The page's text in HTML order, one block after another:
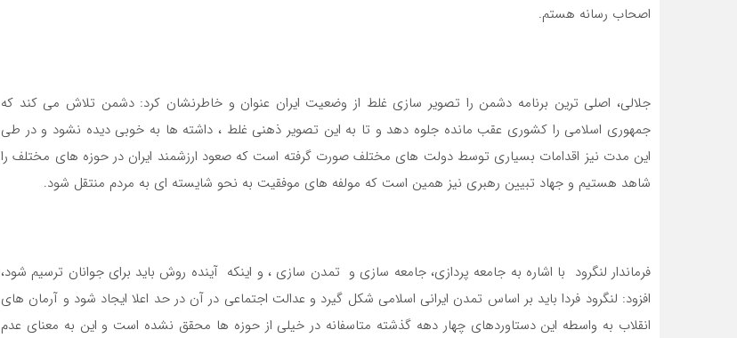
اصحاب رسانه هستم.
جلالی، اصلی ترین برنامه دشمن را تصویر سازی غلط از وضعیت ایران عنوان و خاطرنشان کرد: دشمن تلاش می کند که
جمهوری اسلامی را کشوری عقب مانده جلوه دهد و تا به این تصویر ذهنی غلط ، داشته ها به خوبی دیده نشود و در طی
این مدت نیز اقدامات بسیاری توسط دولت های مختلف صورت گرفته است که صعود ارزشمند ایران در حوزه های مختلف را
شاهد هستیم و جهاد تبیین رهبری نیز همین است که مولفه های موفقیت به نحو شایسته ای به مردم منتقل شود.
فرماندار لنگرود با اشاره به جامعه پردازی، جامعه سازی و تمدن سازی ، و اینکه آینده روش باید برای جوانان ترسیم شود،
افزود: لنگرود فردا باید بر اساس تمدن ایرانی اسلامی شکل گیرد و عدالت اجتماعی در آن در حد اعلا ایجاد شود و آرمان های
انقلاب به واسطه این دستاوردهای چهار دهه گذشته متاسفانه در خیلی از حوزه ها محقق نشده است و این به معنای عدم